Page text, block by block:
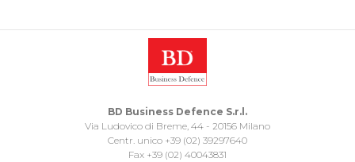
BD Business Defence S.r.l.
Via Ludovico di Breme, 44 - 20156 Milano
Centr. unico +39 (02) 39297640
Fax +39 (02) 40043831